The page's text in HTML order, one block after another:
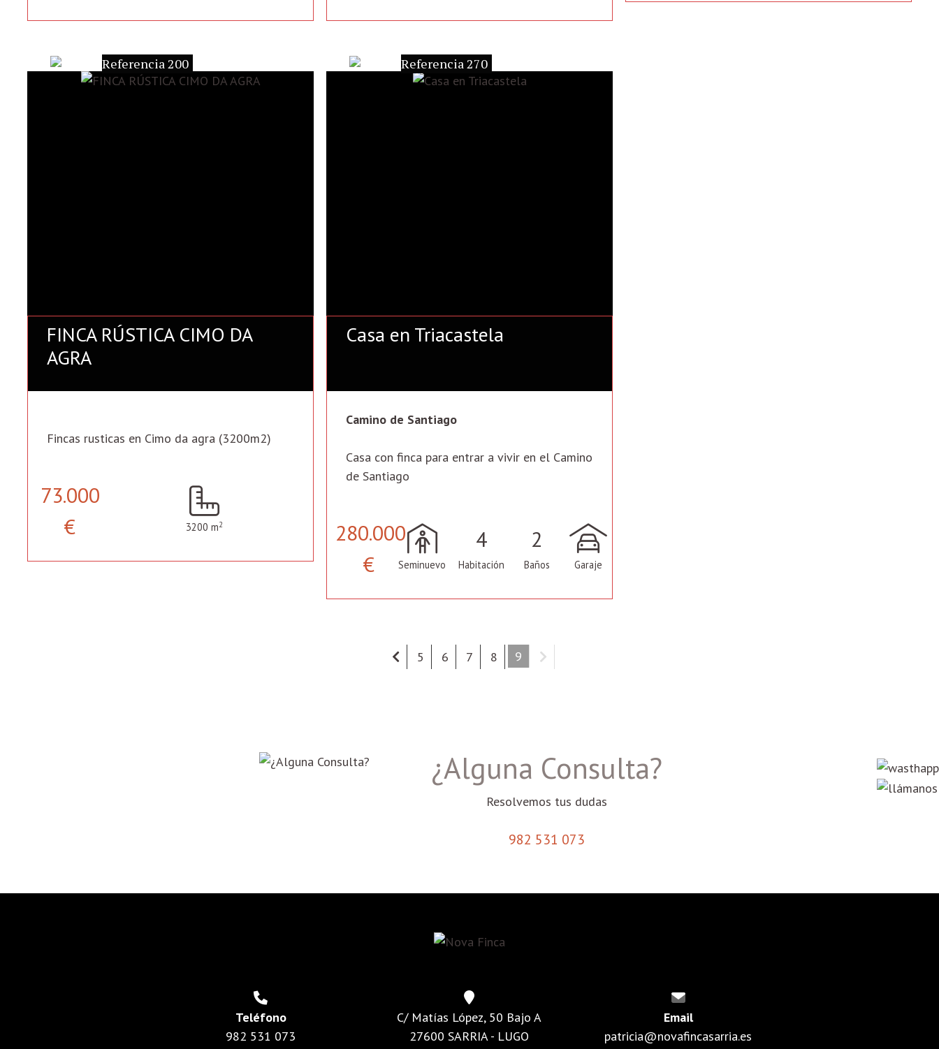
Referencia 200
FINCA RÚSTICA CIMO DA
AGRA
Fincas rusticas en Cimo da agra (3200m2)
73.000
€
3200 m2
Referencia 270
Casa en Triacastela
Camino de Santiago
Casa con finca para entrar a vivir en el Camino
de Santiago
280.000
€
Seminuevo
4
Habitación
2
Baños Garaje
5 (current)
6(current)
7(current)
8(current)
9(current)
¿Alguna Consulta?
Resolvemos tus dudas
982 531 073
Teléfono
982 531 073
C/ Matías López, 50 Bajo A
27600 SARRIA - LUGO
Email
patricia@novafincasarria.es